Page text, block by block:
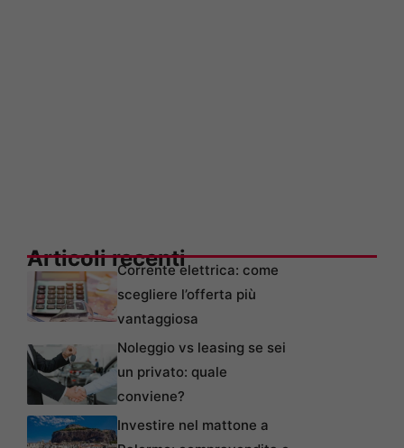
Articoli recentiCorrente elettrica: come
scegliere l’offerta più
vantaggiosa
Noleggio vs leasing se sei
un privato: quale
conviene?
Investire nel mattone a